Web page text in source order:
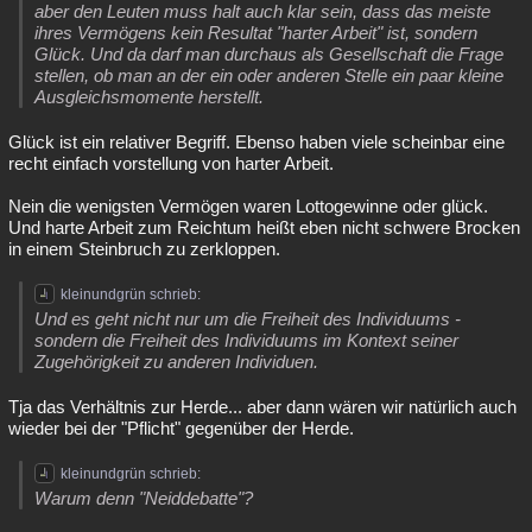
aber den Leuten muss halt auch klar sein, dass das meiste
ihres Vermögens kein Resultat "harter Arbeit" ist, sondern
Glück. Und da darf man durchaus als Gesellschaft die Frage
stellen, ob man an der ein oder anderen Stelle ein paar kleine
Ausgleichsmomente herstellt.
Glück ist ein relativer Begriff. Ebenso haben viele scheinbar eine
recht einfach vorstellung von harter Arbeit.
Nein die wenigsten Vermögen waren Lottogewinne oder glück.
Und harte Arbeit zum Reichtum heißt eben nicht schwere Brocken
in einem Steinbruch zu zerkloppen.
kleinundgrün schrieb:
Und es geht nicht nur um die Freiheit des Individuums -
sondern die Freiheit des Individuums im Kontext seiner
Zugehörigkeit zu anderen Individuen.
Tja das Verhältnis zur Herde... aber dann wären wir natürlich auch
wieder bei der "Pflicht" gegenüber der Herde.
kleinundgrün schrieb:
Warum denn "Neiddebatte"?